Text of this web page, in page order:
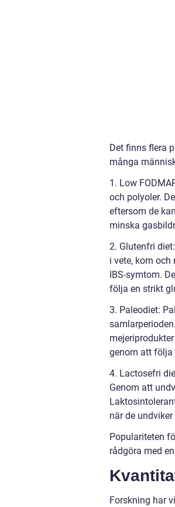
Det finns flera
många
1. Low
och polyoler.
eftersom de
minska
2. Glutenfri
i vete, korn
IBS-symtom.
följa en strikt
3. Paleodiet:
genom att följa
4. Lactosefri
Genom att
när de
Populariteten
rådgöra med
Forskning har